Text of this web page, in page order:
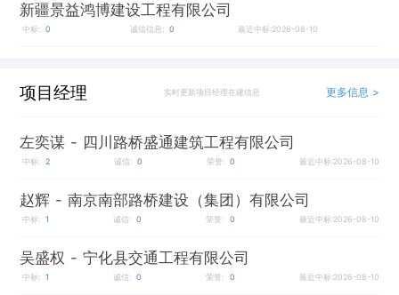
新疆景益鸿博建设工程有限公司
中标: 0 诚信信息: 0 最近中标:2026-08-10
项目经理 实时更新项目经理在建信息 更多信息 >
左奕谋 - 四川路桥盛通建筑工程有限公司
中标: 2 诚信: 0 荣誉: 0 最近中标:2026-08-10
赵辉 - 南京南部路桥建设（集团）有限公司
中标: 1 诚信: 0 荣誉: 0 最近中标:2026-08-10
吴盛权 - 宁化县交通工程有限公司
中标: 1 诚信: 0 荣誉: 0 最近中标:2026-08-10